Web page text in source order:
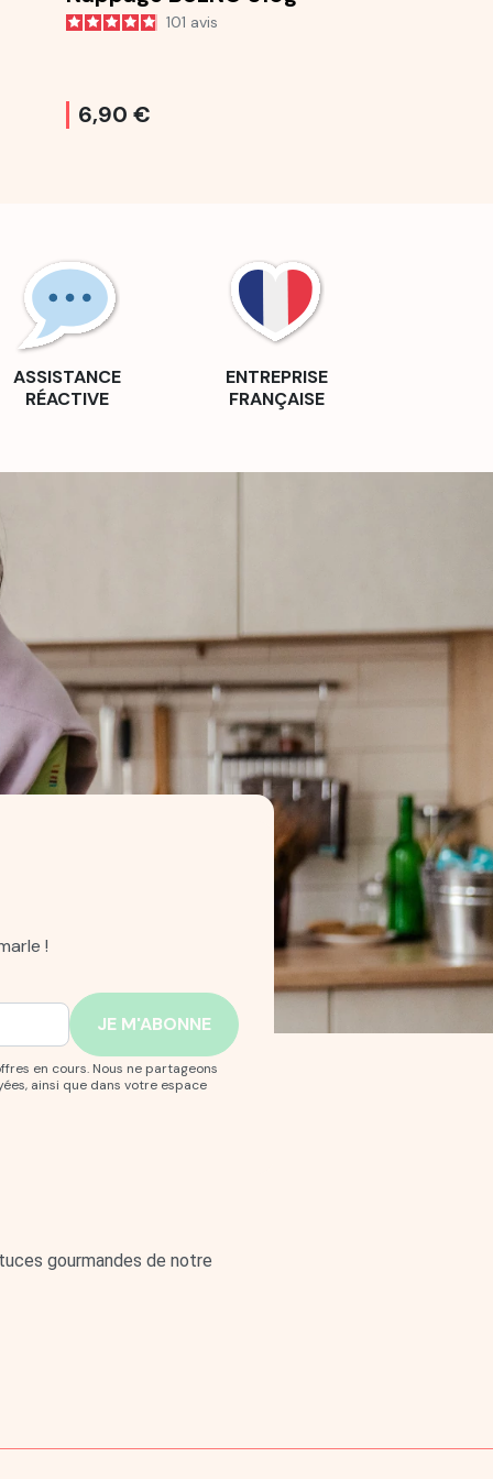
101 avis
6,90 €
ASSISTANCE
RÉACTIVE
ENTREPRISE
FRANÇAISE
!
en cours. Nous ne partageons
ainsi que dans votre espace
gourmandes de notre